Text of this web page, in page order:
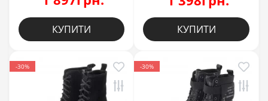
КУПИТИ КУПИТИ
-30% -30%